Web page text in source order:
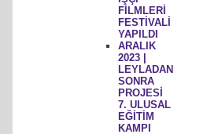
FİLMLERİ
FESTİVALİ
YAPILDI
ARALIK
2023 |
LEYLADAN
SONRA
PROJESİ
7. ULUSAL
EĞİTİM
KAMPI